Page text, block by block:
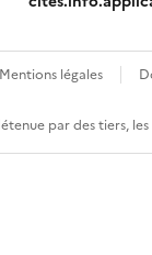
Mentions légales
par des tiers,